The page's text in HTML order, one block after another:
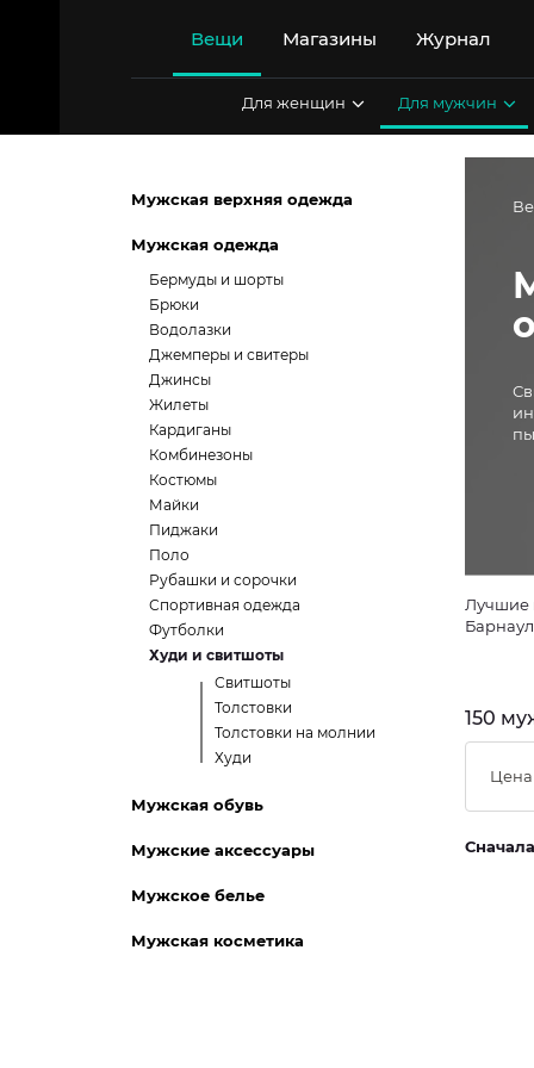
Вещи Магазины Журнал
Для женщин Для мужчин
Лучшие
150
Цена
Мужская верхняя одежда
Мужская одежда
Бермуды и шорты
Брюки
Водолазки
Джемперы и свитеры
Джинсы
Жилеты
Кардиганы
Комбинезоны
Костюмы
Майки
Пиджаки
Поло
Рубашки и сорочки
Спортивная одежда
Футболки
Худи и свитшоты
Свитшоты
Толстовки
Толстовки на молнии
Худи
Мужская обувь
Мужские аксессуары
Мужское белье
Мужская косметика